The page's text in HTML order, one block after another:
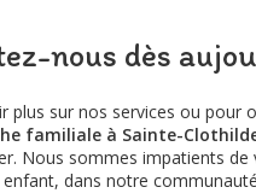
nous dès
plus sur nos services ou pour
familiale à Sainte-
Nous sommes impatients de
dans notre